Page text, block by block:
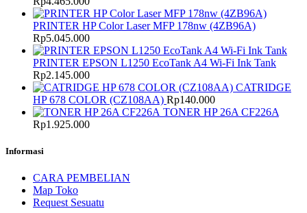
PRINTER HP Color Laser MFP 178nw (4ZB96A)
Rp5.045.000
PRINTER EPSON L1250 EcoTank A4 Wi-Fi Ink Tank
Rp2.145.000
CATRIDGE
HP 678 COLOR (CZ108AA) Rp140.000
TONER HP 26A CF226A
Rp1.925.000
Informasi
CARA PEMBELIAN
Map Toko
Request Sesuatu